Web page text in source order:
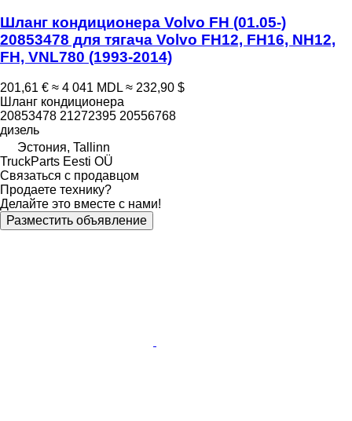
Шланг кондиционера Volvo FH (01.05-)
20853478 для тягача Volvo FH12, FH16, NH12,
FH, VNL780 (1993-2014)
201,61 € ≈ 4 041 MDL ≈ 232,90 $
Шланг кондиционера
20853478 21272395 20556768
дизель
Эстония, Tallinn
TruckParts Eesti OÜ
Связаться с продавцом
Продаете технику?
Делайте это вместе с нами!
Разместить объявление